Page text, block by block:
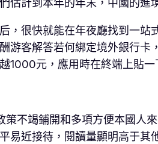
估計到本年的年末，中國的進
，很快就能在年夜廳找到一站
游客解答若何綁定境外銀行
1000元，應用時在終端上貼
策不竭鋪開和多項方便本國人
易近接待，閱讀量顯明高于其